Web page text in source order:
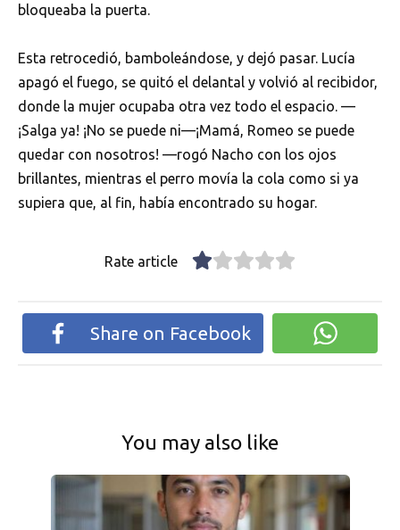
bloqueaba la puerta.
Esta retrocedió, bamboleándose, y dejó pasar. Lucía
apagó el fuego, se quitó el delantal y volvió al recibidor,
donde la mujer ocupaba otra vez todo el espacio. —
¡Salga ya! ¡No se puede ni—¡Mamá, Romeo se puede
quedar con nosotros! —rogó Nacho con los ojos
brillantes, mientras el perro movía la cola como si ya
supiera que, al fin, había encontrado su hogar.
Rate article
Share on Facebook
You may also like